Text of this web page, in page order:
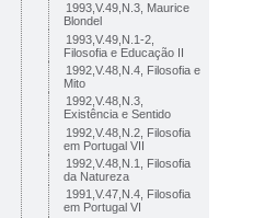
1993,V.49,N.3, Maurice
Blondel
1993,V.49,N.1-2,
Filosofia e Educação II
1992,V.48,N.4, Filosofia e
Mito
1992,V.48,N.3,
Existência e Sentido
1992,V.48,N.2, Filosofia
em Portugal VII
1992,V.48,N.1, Filosofia
da Natureza
1991,V.47,N.4, Filosofia
em Portugal VI